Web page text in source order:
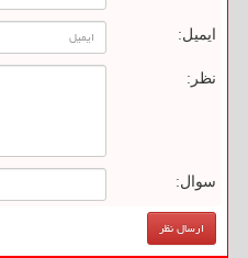
ایمیل:
نظر:
سوال: